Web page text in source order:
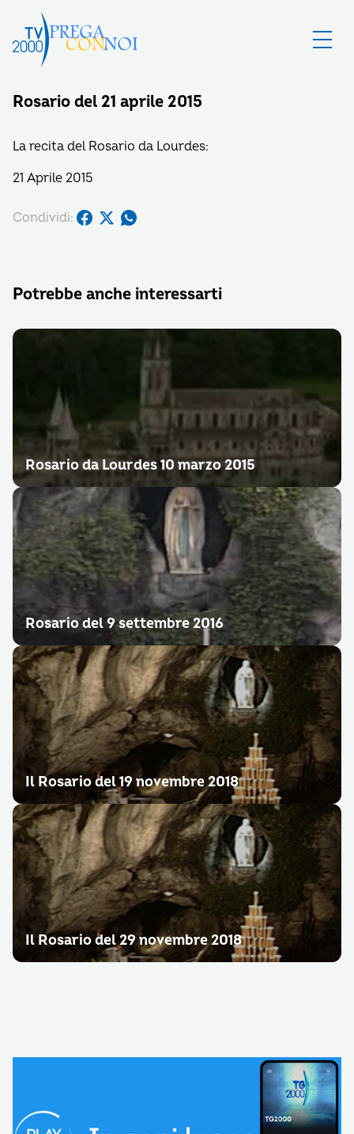
Rosario del 21 aprile 2015
La recita del Rosario da Lourdes:
21 Aprile 2015
Condividi:
Potrebbe anche interessarti
Rosario da Lourdes 10 marzo 2015
Rosario del 9 settembre 2016
Il Rosario del 19 novembre 2018
Il Rosario del 29 novembre 2018